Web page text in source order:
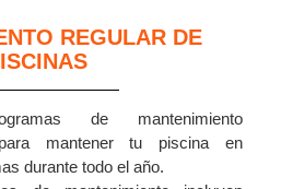
REGULAR DE
de mantenimiento
para mantener tu piscina en
durante todo el año.